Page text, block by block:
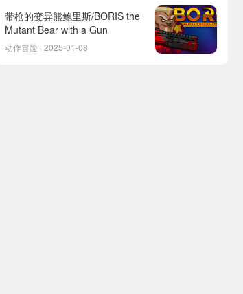
带枪的变异熊鲍里斯/BORIS the
Mutant Bear with a Gun
动作冒险 · 2025-01-08